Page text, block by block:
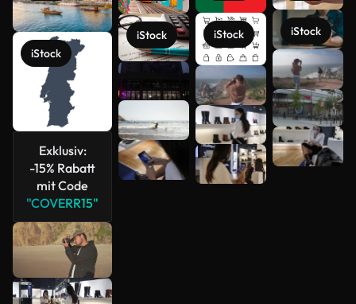
iStock
Exklusiv:
-15% Rabatt
mit Code
"COVERR15"
iStock iStock iStock
Mehr
anzeigen